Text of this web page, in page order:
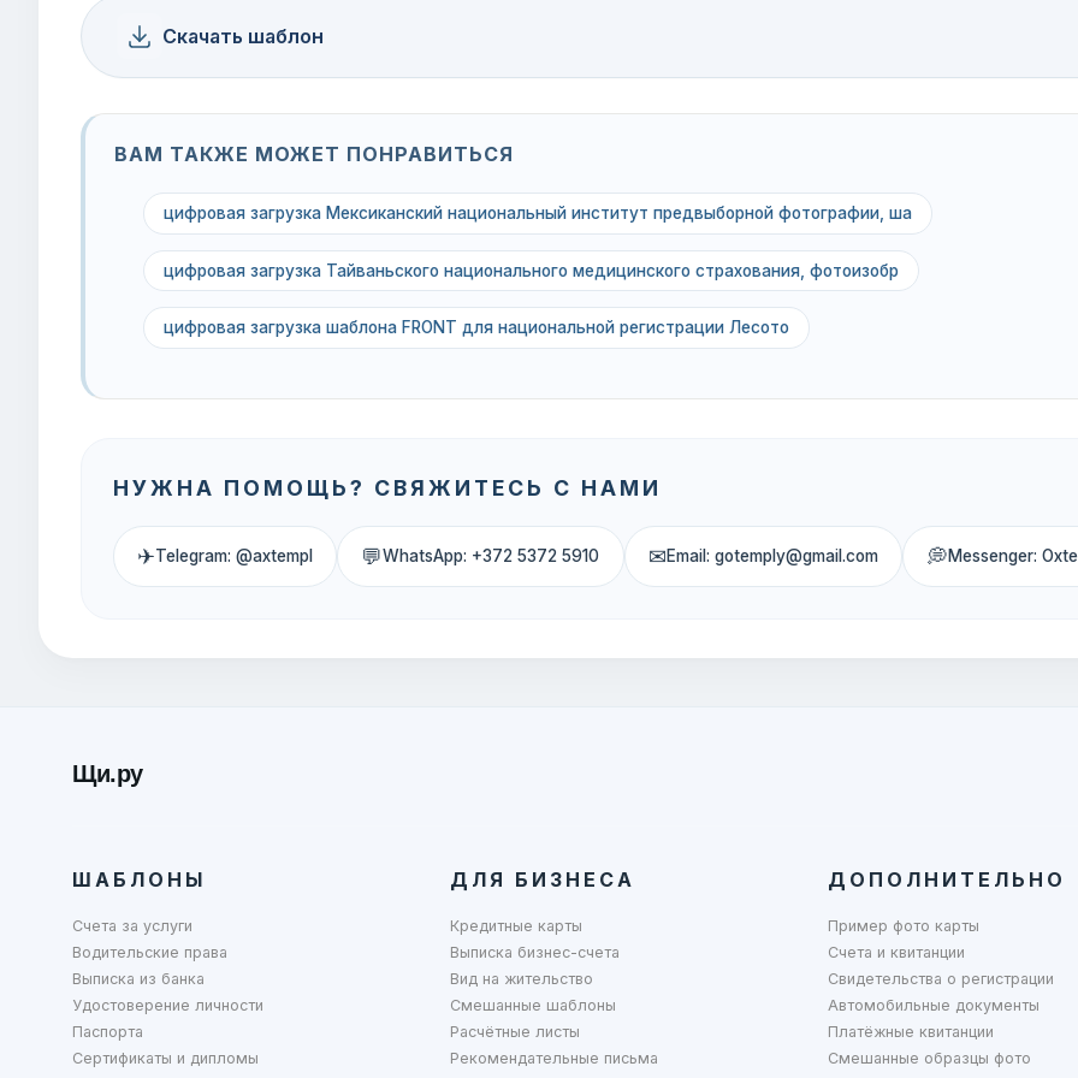
Скачать шаблон
ВАМ ТАКЖЕ МОЖЕТ ПОНРАВИТЬСЯ
цифровая загрузка Мексиканский национальный институт предвыборной фотографии, ша
цифровая загрузка Тайваньского национального медицинского страхования, фотоизобр
цифровая загрузка шаблона FRONT для национальной регистрации Лесото
НУЖНА ПОМОЩЬ? СВЯЖИТЕСЬ С НАМИ
✈Telegram: @axtempl 💬WhatsApp: +372 5372 5910 ✉Email: gotemply@gmail.com 💭Messenger:
Щи.ру
ШАБЛОНЫ
Счета за услуги
Водительские права
Выписка из банка
Удостоверение личности
Паспорта
Сертификаты и дипломы
ДЛЯ БИЗНЕСА
Кредитные карты
Выписка бизнес-счета
Вид на жительство
Смешанные шаблоны
Расчётные листы
Рекомендательные письма
ДОПОЛНИТЕЛЬНО
Пример фото карты
Счета и квитанции
Свидетельства о регистрации
Автомобильные документы
Платёжные квитанции
Смешанные образцы фото